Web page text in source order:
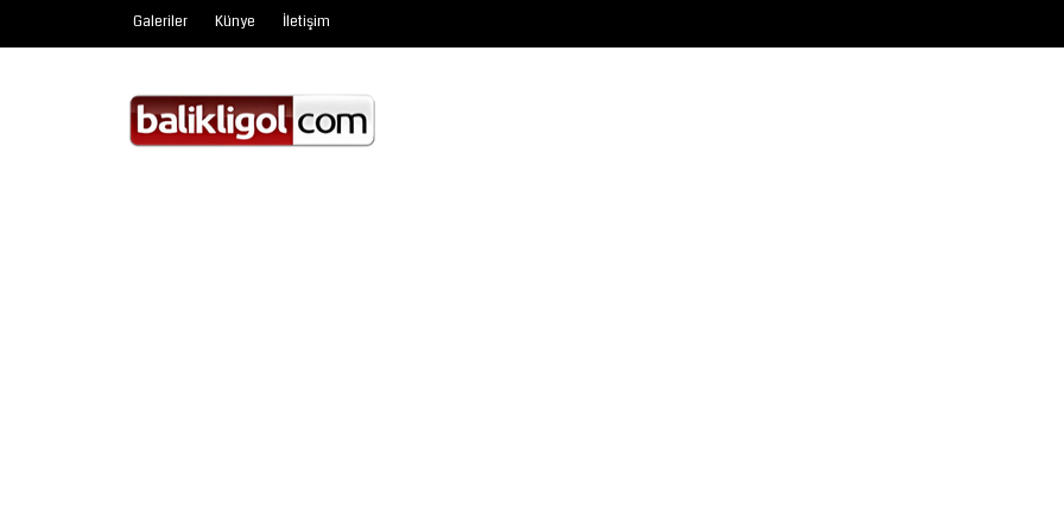
Galeriler Künye İletişim